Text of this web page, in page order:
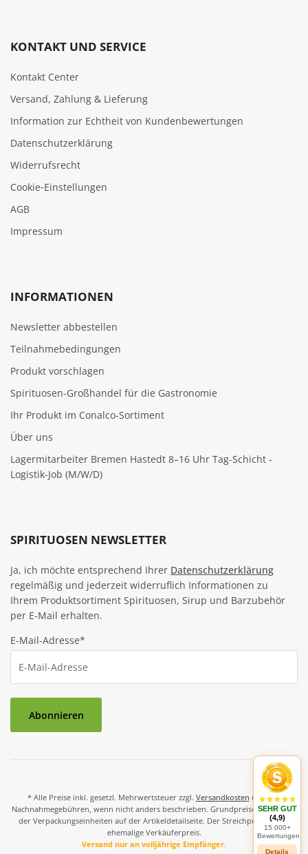
KONTAKT UND SERVICE
Kontakt Center
Versand, Zahlung & Lieferung
Information zur Echtheit von Kundenbewertungen
Datenschutzerklärung
Widerrufsrecht
Cookie‑Einstellungen
AGB
Impressum
INFORMATIONEN
Newsletter abbestellen
Teilnahmebedingungen
Produkt vorschlagen
Spirituosen-Großhandel für die Gastronomie
Ihr Produkt im Conalco-Sortiment
Über uns
Lagermitarbeiter Bremen Hastedt 8–16 Uhr Tag-Schicht -
Logistik-Job (M/W/D)
SPIRITUOSEN NEWSLETTER
Ja, ich möchte entsprechend Ihrer Datenschutzerklärung
regelmäßig und jederzeit widerruflich Informationen zu
Ihrem Produktsortiment Spirituosen, Sirup und Barzubehör
per E-Mail erhalten.
E-Mail-Adresse*
Abonnieren
* Alle Preise inkl. gesetzl. Mehrwertsteuer zzgl. Versandkosten und ggf.
Nachnahmegebühren, wenn nicht anders beschrieben. Grundpreise und Preise
der Verpackungseinheiten auf der Artikeldetailseite. Der Streichpreis ist der
ehemalige Verkäuferpreis.
Versand nur an volljährige Empfänger.
SEHR GUT
(4,9)
15.000+
Bewertungen
Details